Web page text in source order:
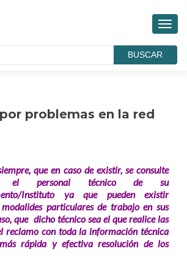
BUSCAR
problemas en la red
que en caso de existir, se consulte
el personal técnico de su
Instituto ya que pueden existir
particulares de trabajo en sus
que dicho técnico sea el que realice las
reclamo con toda la información técnica
rápida y efectiva resolución de los